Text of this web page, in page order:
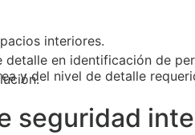
interiores.
en identificación de
y del nivel de detalle
seguridad